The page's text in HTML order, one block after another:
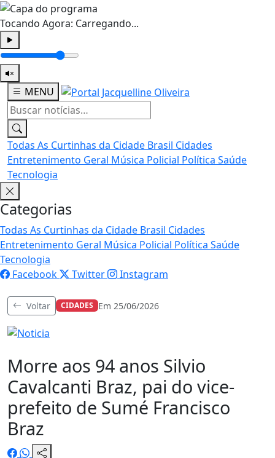
Tocando Agora: Carregando...
MENU
Todas As Curtinhas da Cidade Brasil Cidades
Entretenimento Geral Música Policial Política Saúde
Tecnologia
Categorias
Todas As Curtinhas da Cidade Brasil Cidades
Entretenimento Geral Música Policial Política Saúde
Tecnologia
Facebook
Twitter Instagram
Voltar CIDADES Em 25/06/2026
Morre aos 94 anos Silvio
Cavalcanti Braz, pai do vice-
prefeito de Sumé Francisco
Braz